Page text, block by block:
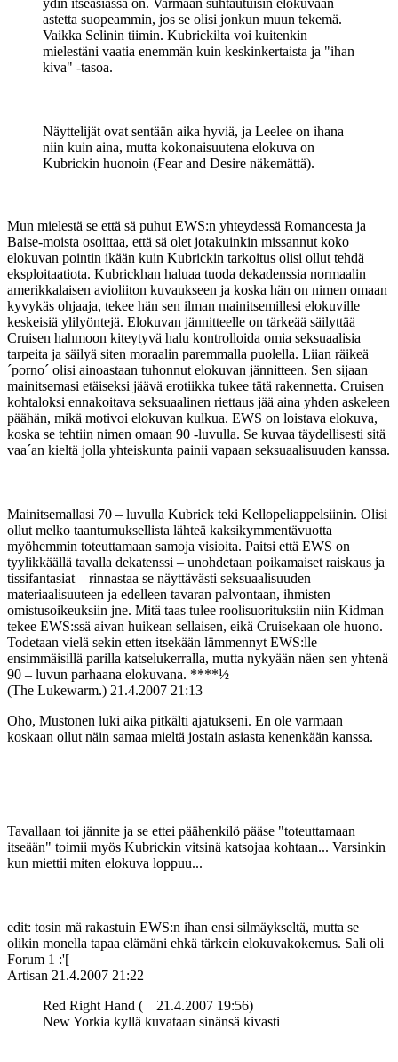
ydin itseasiassa on. Varmaan suhtautuisin elokuvaan
astetta suopeammin, jos se olisi jonkun muun tekemä.
Vaikka Selinin tiimin. Kubrickilta voi kuitenkin
mielestäni vaatia enemmän kuin keskinkertaista ja "ihan
kiva" ‑tasoa.
Näyttelijät ovat sentään aika hyviä, ja Leelee on ihana
niin kuin aina, mutta kokonaisuutena elokuva on
Kubrickin huonoin (Fear and Desire näkemättä).
Mun mielestä se että sä puhut EWS:n yhteydessä Romancesta ja
Baise-moista osoittaa, että sä olet jotakuinkin missannut koko
elokuvan pointin ikään kuin Kubrickin tarkoitus olisi ollut tehdä
eksploitaatiota. Kubrickhan haluaa tuoda dekadenssia normaalin
amerikkalaisen avioliiton kuvaukseen ja koska hän on nimen omaan
kyvykäs ohjaaja, tekee hän sen ilman mainitsemillesi elokuville
keskeisiä ylilyöntejä. Elokuvan jännitteelle on tärkeää säilyttää
Cruisen hahmoon kiteytyvä halu kontrolloida omia seksuaalisia
tarpeita ja säilyä siten moraalin paremmalla puolella. Liian räikeä
´porno´ olisi ainoastaan tuhonnut elokuvan jännitteen. Sen sijaan
mainitsemasi etäiseksi jäävä erotiikka tukee tätä rakennetta. Cruisen
kohtaloksi ennakoitava seksuaalinen riettaus jää aina yhden askeleen
päähän, mikä motivoi elokuvan kulkua. EWS on loistava elokuva,
koska se tehtiin nimen omaan 90 ‑luvulla. Se kuvaa täydellisesti sitä
vaa´an kieltä jolla yhteiskunta painii vapaan seksuaalisuuden kanssa.
Mainitsemallasi 70 – luvulla Kubrick teki Kellopeliappelsiinin. Olisi
ollut melko taantumuksellista lähteä kaksikymmentävuotta
myöhemmin toteuttamaan samoja visioita. Paitsi että EWS on
tyylikkäällä tavalla dekatenssi – unohdetaan poikamaiset raiskaus ja
tissifantasiat – rinnastaa se näyttävästi seksuaalisuuden
materiaalisuuteen ja edelleen tavaran palvontaan, ihmisten
omistusoikeuksiin jne. Mitä taas tulee roolisuorituksiin niin Kidman
tekee EWS:ssä aivan huikean sellaisen, eikä Cruisekaan ole huono.
Todetaan vielä sekin etten itsekään lämmennyt EWS:lle
ensimmäisillä parilla katselukerralla, mutta nykyään näen sen yhtenä
90 – luvun parhaana elokuvana. ****½
(The Lukewarm.) 21.4.2007 21:13
Oho, Mustonen luki aika pitkälti ajatukseni. En ole varmaan
koskaan ollut näin samaa mieltä jostain asiasta kenenkään kanssa.
Tavallaan toi jännite ja se ettei päähenkilö pääse "toteuttamaan
itseään" toimii myös Kubrickin vitsinä katsojaa kohtaan... Varsinkin
kun miettii miten elokuva loppuu...
edit: tosin mä rakastuin EWS:n ihan ensi silmäykseltä, mutta se
olikin monella tapaa elämäni ehkä tärkein elokuvakokemus. Sali oli
Forum 1 :'[
Artisan 21.4.2007 21:22
Red Right Hand (
21.4.2007 19:56)
New Yorkia kyllä kuvataan sinänsä kivasti